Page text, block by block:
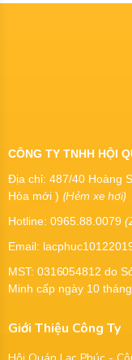
CÔNG TY TNHH HỘI
Địa chỉ: 487/40 Hoàng
Hòa mới ) (Hẻm xe hơi)
Hotline: 0965.88.0079
Email:
MST: 0316054812 do
Minh cấp ngày 10
Giới Thiệu Công Ty